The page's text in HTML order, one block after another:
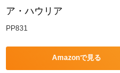
ア・ハウリア
PP831
Amazonで見る